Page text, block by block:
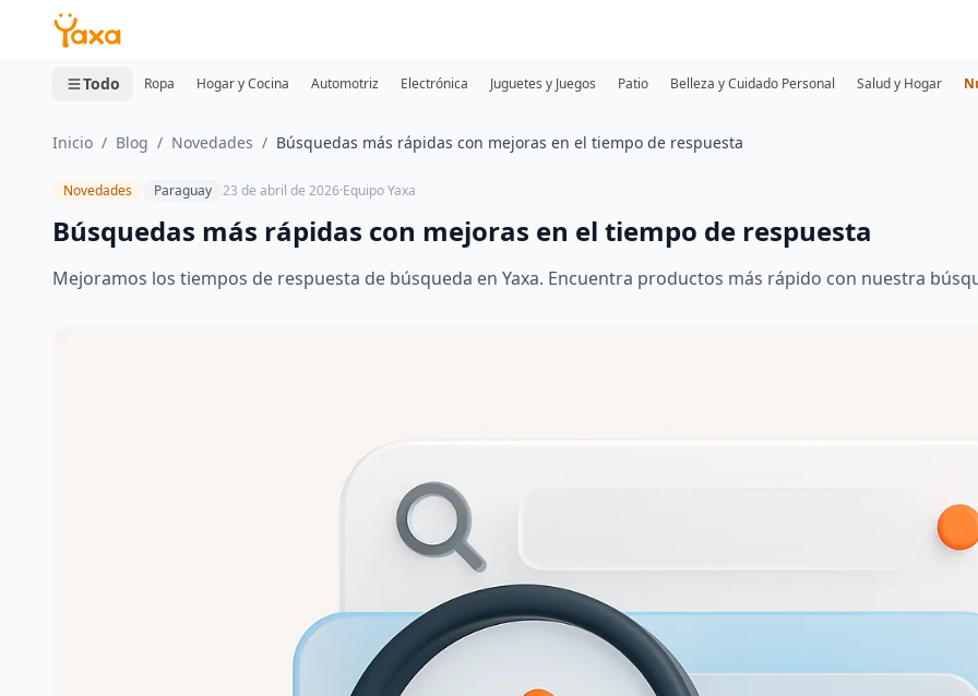
MINI CARRITO
0 productos
Todo Ropa Hogar y Cocina Automotriz Electrónica Juguetes y Juegos Patio Belleza y Cuidado Personal Salud y Hogar
Inicio / Blog / Novedades / Búsquedas más rápidas con mejoras en el tiempo de respuesta
Novedades Paraguay 23 de abril de 2026·Equipo Yaxa
Búsquedas más rápidas con mejoras en el tiempo de respuesta
Mejoramos los tiempos de respuesta de búsqueda en Yaxa. Encuentra productos más rápido con nuestra